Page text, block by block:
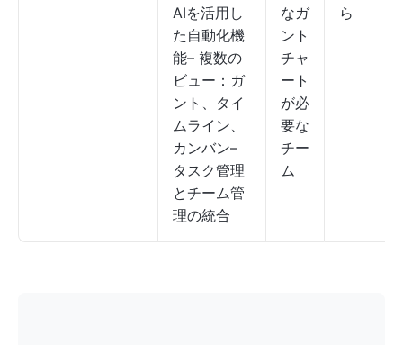
AIを活用し
た自動化機
能– 複数の
ビュー：ガ
ント、タイ
ムライン、
カンバン–
タスク管理
とチーム管
理の統合
なガ
ント
チャ
ート
が必
要な
チー
ム
ら